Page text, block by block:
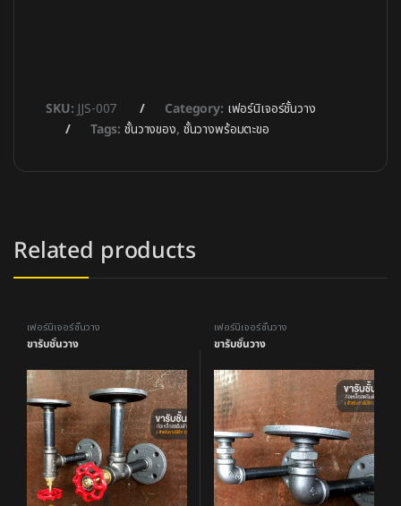
SKU: JJS-007 Category: เฟอร์นิเจอร์ชั้นวาง
Tags:ชั้นวางของ, ชั้นวางพร้อมตะขอ
Related products
เฟอร์นิเจอร์ชั้นวาง
ขารับชั้นวาง
เฟอร์นิเจอร์ชั้นวาง
ขารับชั้นวาง